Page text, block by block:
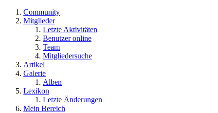
Community
Mitglieder
Letzte Aktivitäten
Benutzer online
Team
Mitgliedersuche
Artikel
Galerie
Alben
Lexikon
Letzte Änderungen
Mein Bereich